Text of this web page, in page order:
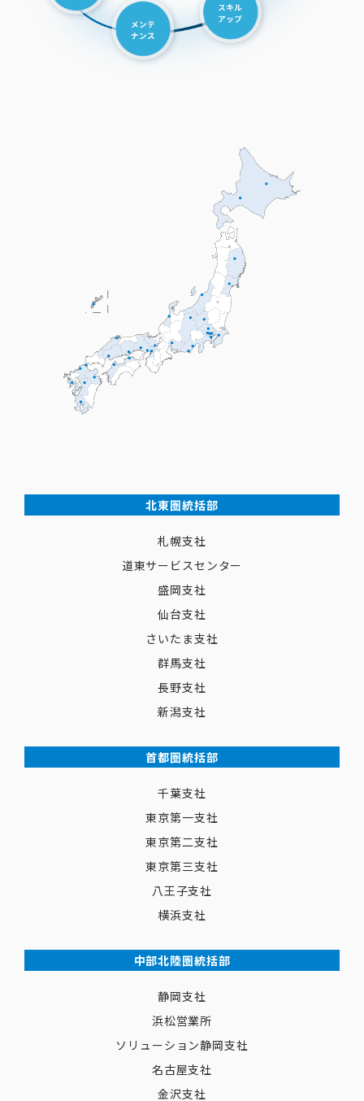
北東圏統括部
札幌支社
道東サービスセンター
盛岡支社
仙台支社
さいたま支社
群馬支社
長野支社
新潟支社
首都圏統括部
千葉支社
東京第一支社
東京第二支社
東京第三支社
八王子支社
横浜支社
中部北陸圏統括部
静岡支社
浜松営業所
ソリューション静岡支社
名古屋支社
金沢支社